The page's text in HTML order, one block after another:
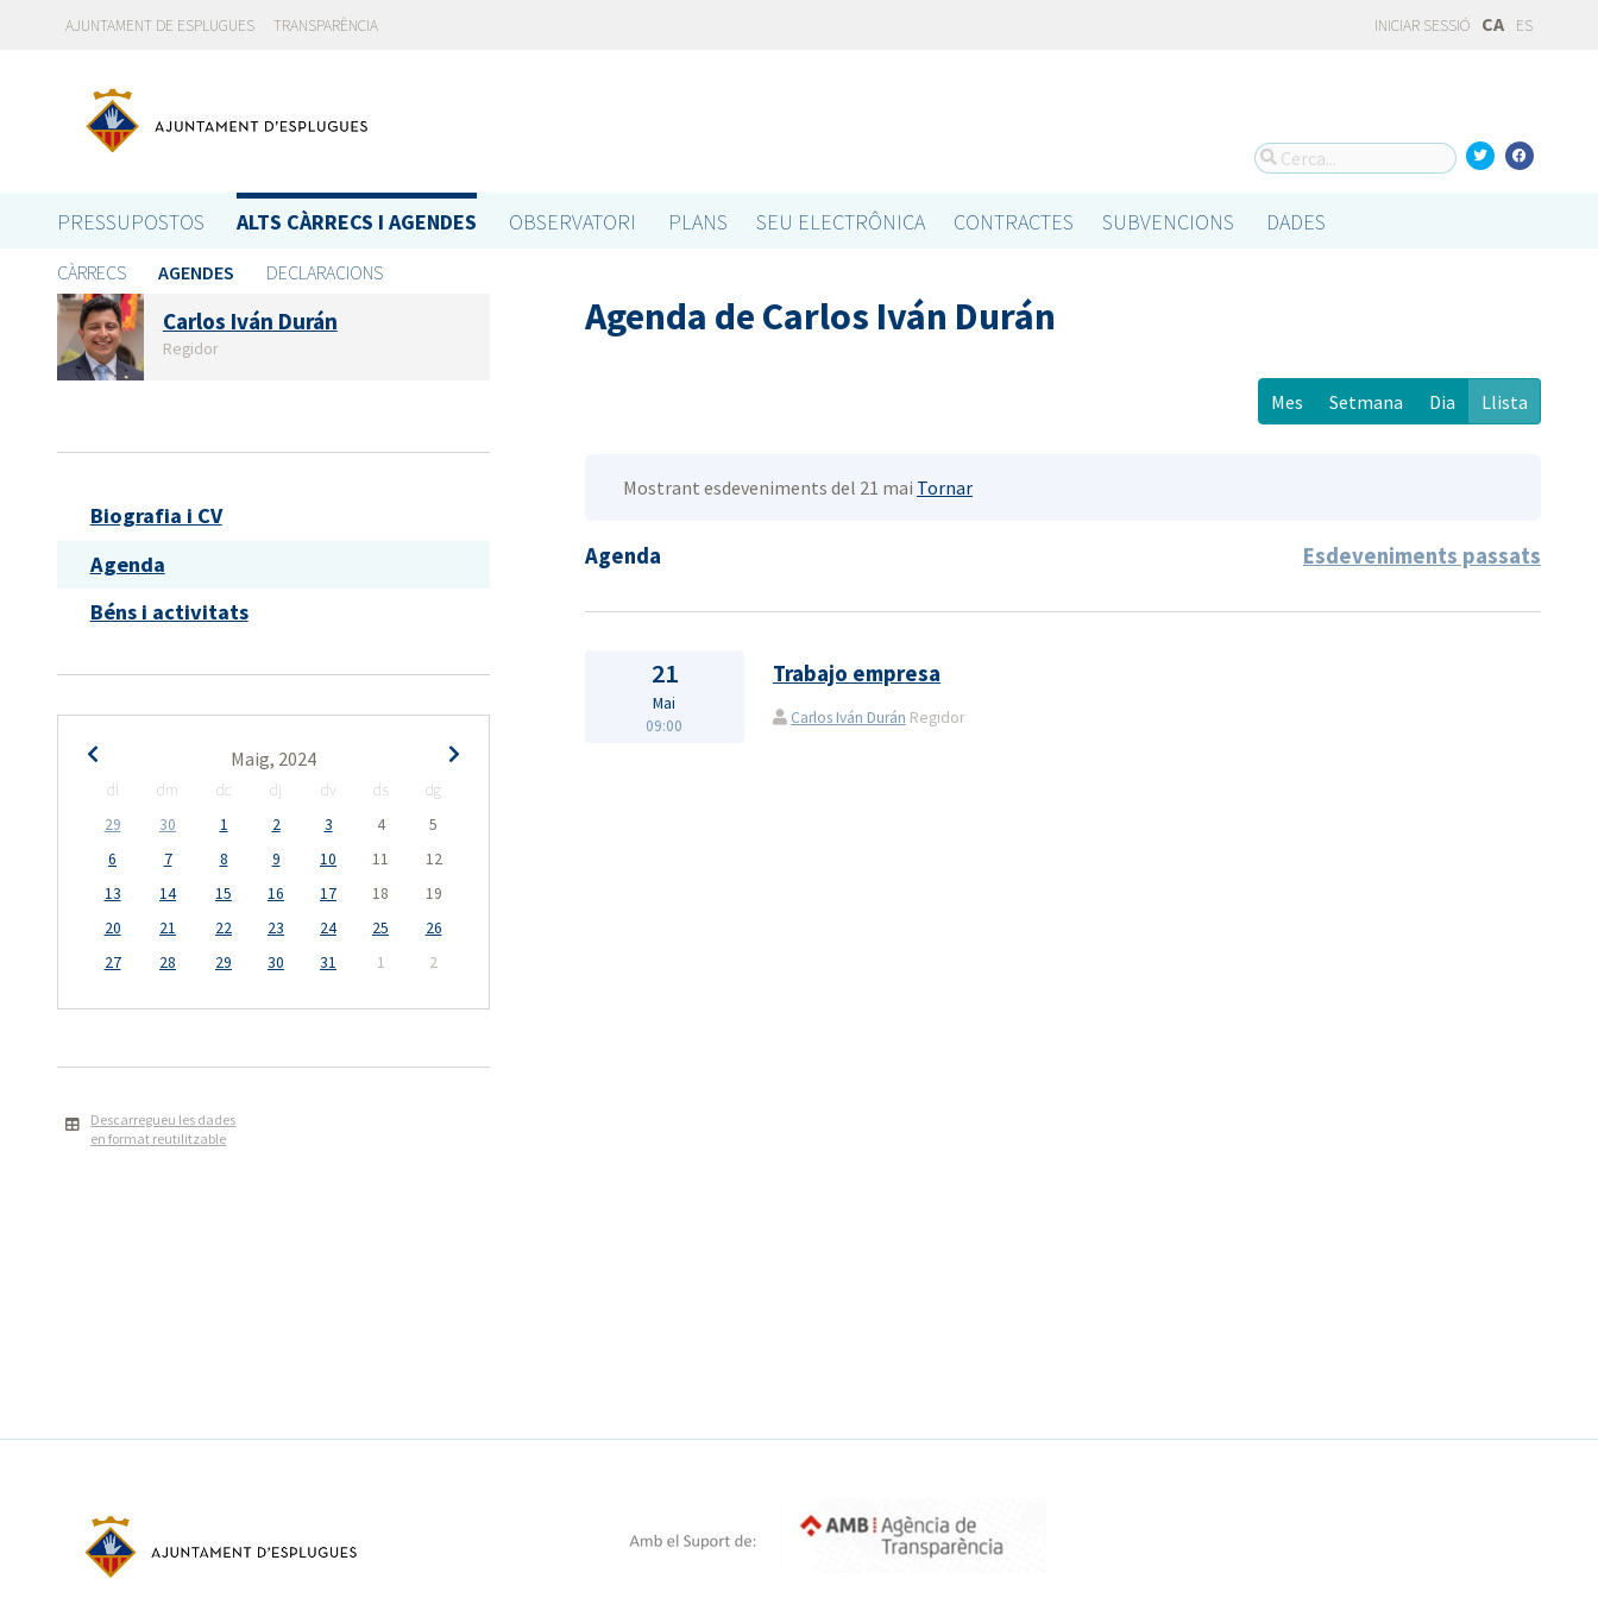
AJUNTAMENT DE ESPLUGUES TRANSPARÈNCIA INICIAR SESSIÓ CA ES
PRESSUPOSTOS ALTS CÀRRECS I AGENDES OBSERVATORI PLANS SEU ELECTRÔNICA CONTRACTES SUBVENCIONS DADES
CÀRRECS AGENDES DECLARACIONS
Carlos Iván Durán
Regidor
Biografia i CV
Agenda
Béns i activitats
Maig, 2024
dl dm dc dj dv ds
dg
29
30 1 2 3 4
5
6
7 8 9 10 11
12
13
14 15 16 17 18
19
20
21 22 23 24 25
26
27
28 29 30 31 1 2
Descarregueu les dades
en format reutilitzable
Agenda de Carlos Iván Durán
Mes Setmana Dia Llista
Mostrant esdeveniments del 21 mai Tornar
Agenda Esdeveniments passats
21
Mai
09:00
Trabajo empresa
Carlos Iván Durán Regidor